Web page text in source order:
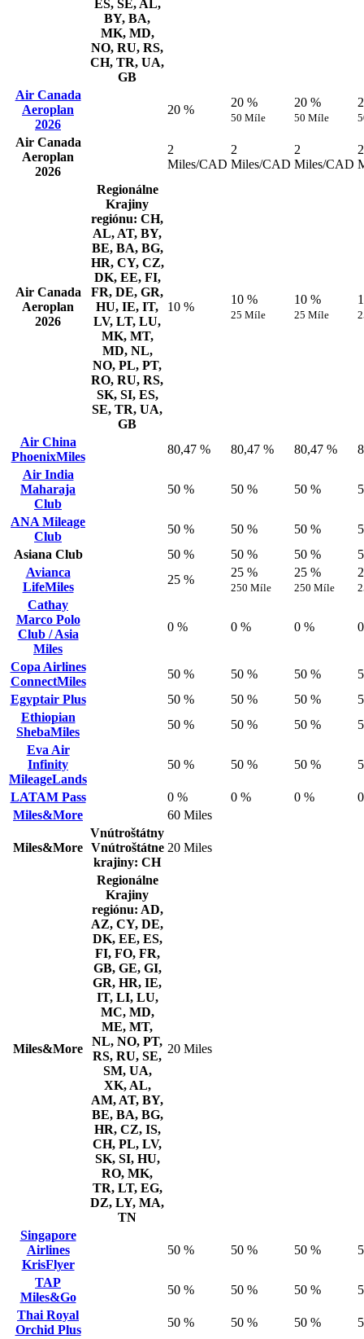
ES, SE, AL,
BY, BA,
MK, MD,
NO, RU, RS,
CH, TR, UA,
GB
Air Canada
Aeroplan
2026
20 %
20 %
50 Míle
20 %
50 Míle
Air Canada
Aeroplan
2026
2
Miles/CAD
2
Miles/CAD
2
Miles/CAD
2
Air Canada
Aeroplan
2026
Regionálne
Krajiny
regiónu: CH,
AL, AT, BY,
BE, BA, BG,
HR, CY, CZ,
DK, EE, FI,
FR, DE, GR,
HU, IE, IT,
LV, LT, LU,
MK, MT,
MD, NL,
NO, PL, PT,
RO, RU, RS,
SK, SI, ES,
SE, TR, UA,
GB
10 %
10 %
25 Míle
10 %
25 Míle
Air China
PhoenixMiles
80,47 % 80,47 % 80,47 %
Air India
Maharaja
Club
50 % 50 % 50 %
ANA Mileage
Club
50 % 50 % 50 %
Asiana Club
50 % 50 % 50 %
Avianca
LifeMiles
25 %
25 %
250 Míle
25 %
250 Míle
Cathay
Marco Polo
Club / Asia
Miles
0 % 0 % 0 %
Copa Airlines
ConnectMiles
50 % 50 % 50 %
Egyptair Plus
50 % 50 % 50 %
Ethiopian
ShebaMiles
50 % 50 % 50 %
Eva Air
Infinity
MileageLands
50 % 50 % 50 %
LATAM Pass 0 % 0 % 0 %
Miles&More
60 Miles
Miles&More
Vnútroštátny
Vnútroštátne
krajiny: CH
20 Miles
Miles&More
Regionálne
Krajiny
regiónu: AD,
AZ, CY, DE,
DK, EE, ES,
FI, FO, FR,
GB, GE, GI,
GR, HR, IE,
IT, LI, LU,
MC, MD,
ME, MT,
NL, NO, PT,
RS, RU, SE,
SM, UA,
XK, AL,
AM, AT, BY,
BE, BA, BG,
HR, CZ, IS,
CH, PL, LV,
SK, SI, HU,
RO, MK,
TR, LT, EG,
DZ, LY, MA,
TN
20 Miles
Singapore
Airlines
KrisFlyer
50 % 50 % 50 %
TAP
Miles&Go
50 % 50 % 50 %
Thai Royal
Orchid Plus
50 % 50 % 50 %